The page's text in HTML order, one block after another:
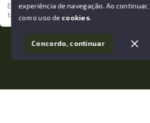
Estamos aqui para te ajudar. Vamos juntos
tão importante da sua vida?
© Copyright 2026 - João Losano Corretor
SITE PARA IMOBILIARIA
experiência de navegação.Ao
com o uso de cookies.
Concordo, continuar